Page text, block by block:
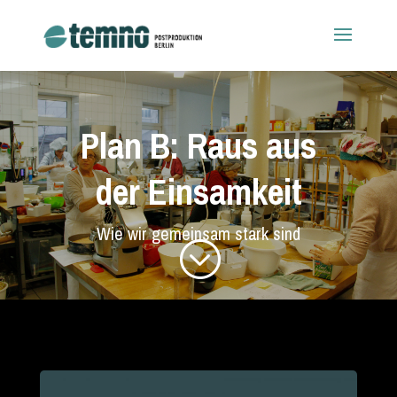
Plan B: Raus aus
der Einsamkeit
Wie wir gemeinsam stark sind
;